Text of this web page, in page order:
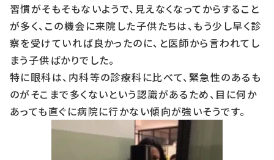
習慣がそもそもないようで、見えなくなってからすること
が多く、この機会に来院した子供たちは、もう少し早く診
察を受けていれば良かったのに、と医師から言われてし
まう子供ばかりでした。
特に眼科は、内科等の診療科に比べて、緊急性のあるも
のがそこまで多くないという認識があるため、目に何か
あっても直ぐに病院に行かない傾向が強いそうです。